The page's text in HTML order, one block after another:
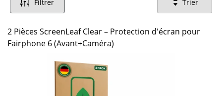
Filtrer Trier
2 Pièces ScreenLeaf Clear – Protection d'écran pour
Fairphone 6 (Avant+Caméra)